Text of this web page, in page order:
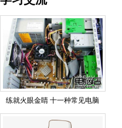
练就火眼金睛 十一种常见电脑